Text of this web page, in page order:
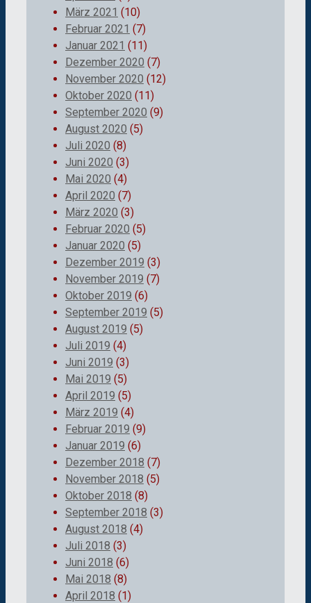
März 2021 (10)
Februar 2021 (7)
Januar 2021 (11)
Dezember 2020 (7)
November 2020 (12)
Oktober 2020 (11)
September 2020 (9)
August 2020 (5)
Juli 2020 (8)
Juni 2020 (3)
Mai 2020 (4)
April 2020 (7)
März 2020 (3)
Februar 2020 (5)
Januar 2020 (5)
Dezember 2019 (3)
November 2019 (7)
Oktober 2019 (6)
September 2019 (5)
August 2019 (5)
Juli 2019 (4)
Juni 2019 (3)
Mai 2019 (5)
April 2019 (5)
März 2019 (4)
Februar 2019 (9)
Januar 2019 (6)
Dezember 2018 (7)
November 2018 (5)
Oktober 2018 (8)
September 2018 (3)
August 2018 (4)
Juli 2018 (3)
Juni 2018 (6)
Mai 2018 (8)
April 2018 (1)